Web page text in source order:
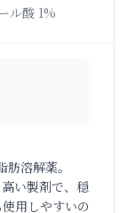
ル酸 1%
溶解薬。
い製剤で、穏
用しやすいの